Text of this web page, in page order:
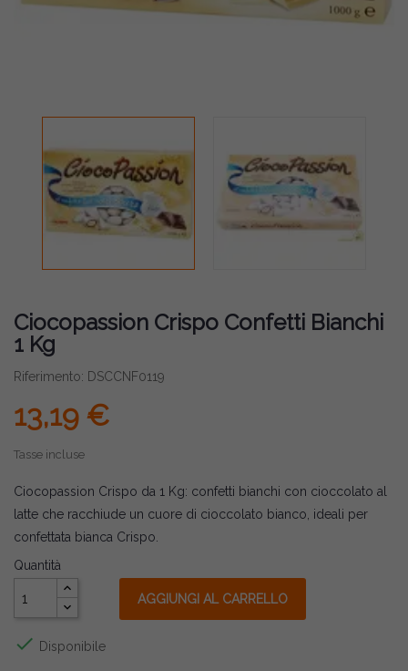
Ciocopassion Crispo Confetti Bianchi
1 Kg
Riferimento: DSCCNF0119
13,19 €
Tasse incluse
Ciocopassion Crispo da 1 Kg: confetti bianchi con cioccolato al
latte che racchiude un cuore di cioccolato bianco, ideali per
confettata bianca Crispo.
Quantità
AGGIUNGI AL CARRELLO
 Disponibile